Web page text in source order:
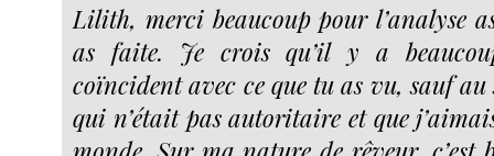
Lilith, merci beaucoup pour l’analyse
as faite. Je crois qu’il y a
coïncident avec ce que tu as vu, sauf au
qui n’était pas autoritaire et que